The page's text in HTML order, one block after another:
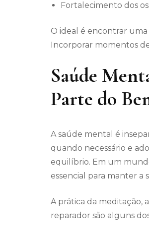
Fortalecimento dos
O ideal é encontrar uma
Incorporar momentos
Saúde
Parte do
A saúde mental é
quando necessário e
equilíbrio. Em um
essencial para manter a
A prática da meditação,
reparador são alguns